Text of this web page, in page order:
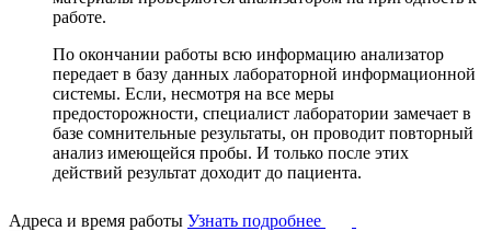
работе.
По окончании работы всю информацию анализатор
передает в базу данных лабораторной информационной
системы. Если, несмотря на все меры
предосторожности, специалист лаборатории замечает в
базе сомнительные результаты, он проводит повторный
анализ имеющейся пробы. И только после этих
действий результат доходит до пациента.
Адреса и время работы Узнать подробнее